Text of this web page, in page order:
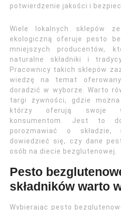
potwierdzenie jakości i
Wiele lokalnych sklepów
ekologiczną oferuje pesto
mniejszych producentów,
naturalne składniki i
Pracownicy takich sklepów
wiedzę na temat
doradzić w wyborze. Warto
targi żywności, gdzie
którzy oferują swoje
konsumentom. Jest to
porozmawiać o
dowiedzieć się, czy dane
osób na diecie bezglutenowej.
Pesto
składników warto
Wybierając pesto